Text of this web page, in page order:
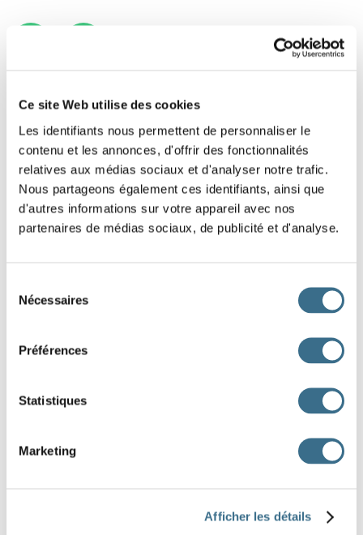
Ce site Web utilise des cookies
Les identifiants nous permettent de personnaliser le
contenu et les annonces, d'offrir des fonctionnalités
relatives aux médias sociaux et d'analyser notre trafic.
Nous partageons également ces identifiants, ainsi que
d'autres informations sur votre appareil avec nos
partenaires de médias sociaux, de publicité et d'analyse.
Nécessaires
Préférences
Statistiques
Marketing
Afficher les détails